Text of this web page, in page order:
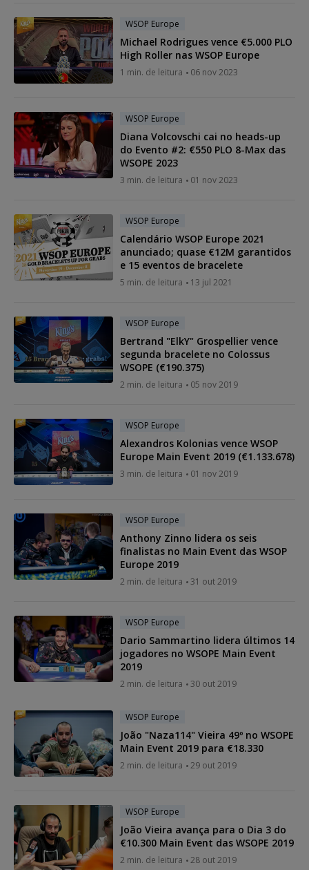
WSOP Europe
Michael Rodrigues vence €5.000 PLO
High Roller nas WSOP Europe
1 min. de leitura 06 nov 2023
WSOP Europe
Diana Volcovschi cai no heads-up
do Evento #2: €550 PLO 8-Max das
WSOPE 2023
3 min. de leitura 01 nov 2023
WSOP Europe
Calendário WSOP Europe 2021
anunciado; quase €12M garantidos
e 15 eventos de bracelete
5 min. de leitura 13 jul 2021
WSOP Europe
Bertrand "ElkY" Grospellier vence
segunda bracelete no Colossus
WSOPE (€190.375)
2 min. de leitura 05 nov 2019
WSOP Europe
Alexandros Kolonias vence WSOP
Europe Main Event 2019 (€1.133.678)
3 min. de leitura 01 nov 2019
WSOP Europe
Anthony Zinno lidera os seis
finalistas no Main Event das WSOP
Europe 2019
2 min. de leitura 31 out 2019
WSOP Europe
Dario Sammartino lidera últimos 14
jogadores no WSOPE Main Event
2019
2 min. de leitura 30 out 2019
WSOP Europe
João "Naza114" Vieira 49º no WSOPE
Main Event 2019 para €18.330
2 min. de leitura 29 out 2019
WSOP Europe
João Vieira avança para o Dia 3 do
€10.300 Main Event das WSOPE 2019
2 min. de leitura 28 out 2019